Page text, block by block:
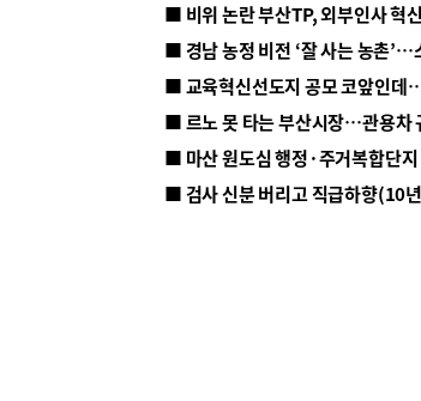
■ 비위 논란 부산TP, 외부인사 혁
■ 르노 못 타는 부산시장…관용차
■ 마산 원도심 행정·주거복합단지